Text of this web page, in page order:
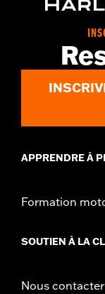
Dans la boîte:Un
APPRENDRE À
Formation
SOUTIEN À LA
Nous contacter